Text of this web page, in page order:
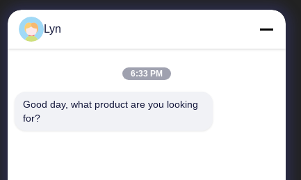
Γρήγοροι Σύνδεσμοι
Lyn
6:33 PM
Good day, what product are you looking
for?